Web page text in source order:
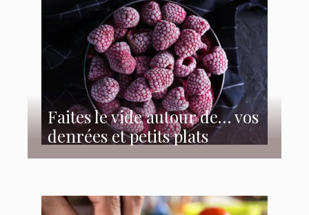
Faites le vide autour de… vos
denrées et petits plats